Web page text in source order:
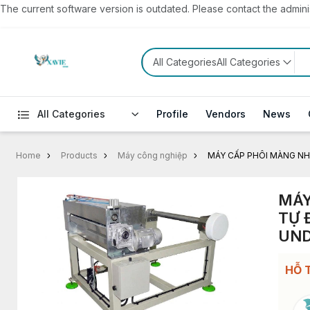
The current software version is outdated. Please contact the
All CategoriesAll Categories
All Categories Profile Vendors News
Home Products Máy công nghiệp MÁY CẤP PHÔI MÀNG
TỰ
HỖ